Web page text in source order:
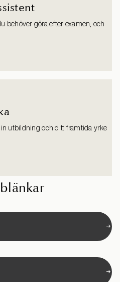
behöver göra efter examen, och
utbildning och ditt framtida yrke